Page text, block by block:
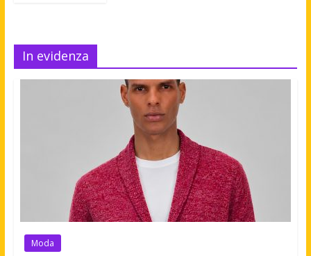
In evidenza
Moda